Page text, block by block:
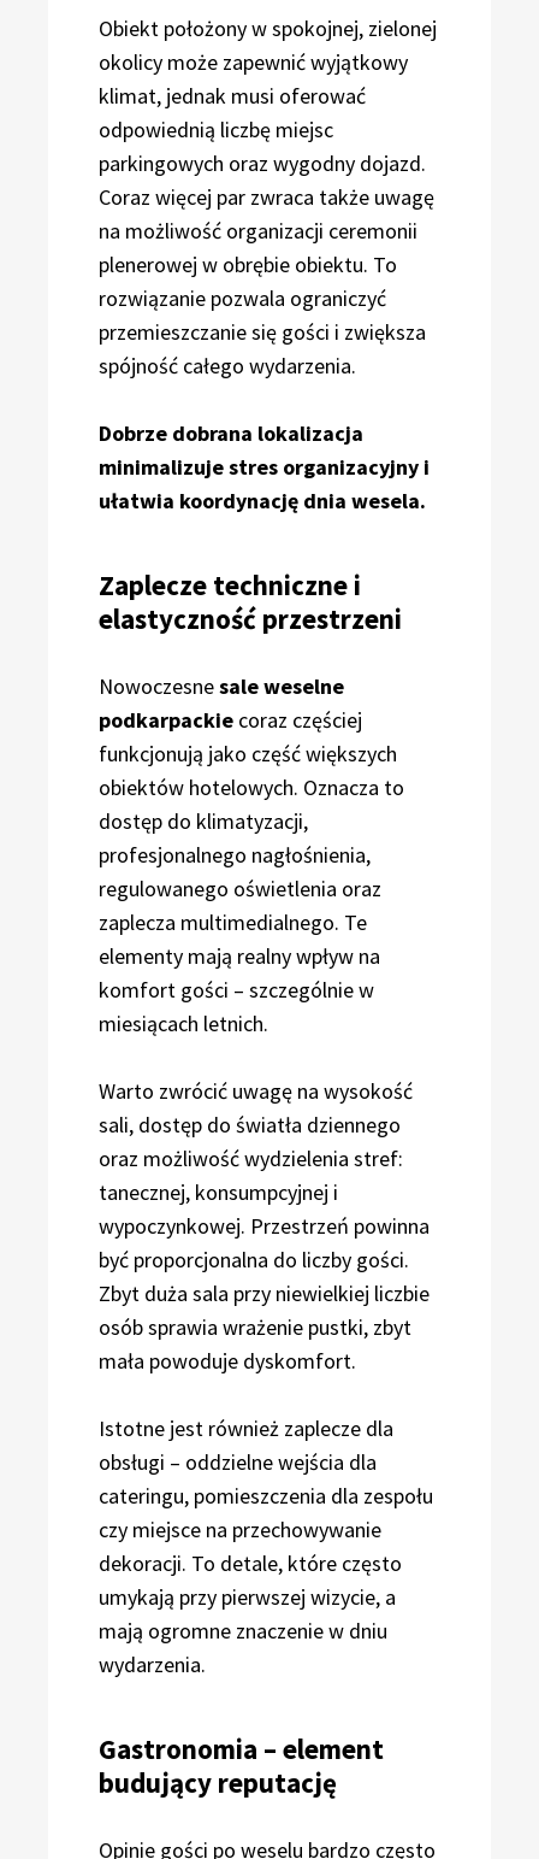
Obiekt położony w spokojnej, zielonej
okolicy może zapewnić wyjątkowy
klimat, jednak musi oferować
odpowiednią liczbę miejsc
parkingowych oraz wygodny dojazd.
Coraz więcej par zwraca także uwagę
na możliwość organizacji ceremonii
plenerowej w obrębie obiektu. To
rozwiązanie pozwala ograniczyć
przemieszczanie się gości i zwiększa
spójność całego wydarzenia.
Dobrze dobrana lokalizacja
minimalizuje stres organizacyjny i
ułatwia koordynację dnia wesela.
Zaplecze techniczne i
elastyczność przestrzeni
Nowoczesnesale weselne
podkarpackie coraz częściej
funkcjonują jako część większych
obiektów hotelowych. Oznacza to
dostęp do klimatyzacji,
profesjonalnego nagłośnienia,
regulowanego oświetlenia oraz
zaplecza multimedialnego. Te
elementy mają realny wpływ na
komfort gości – szczególnie w
miesiącach letnich.
Warto zwrócić uwagę na wysokość
sali, dostęp do światła dziennego
oraz możliwość wydzielenia stref:
tanecznej, konsumpcyjnej i
wypoczynkowej. Przestrzeń powinna
być proporcjonalna do liczby gości.
Zbyt duża sala przy niewielkiej liczbie
osób sprawia wrażenie pustki, zbyt
mała powoduje dyskomfort.
Istotne jest również zaplecze dla
obsługi – oddzielne wejścia dla
cateringu, pomieszczenia dla zespołu
czy miejsce na przechowywanie
dekoracji. To detale, które często
umykają przy pierwszej wizycie, a
mają ogromne znaczenie w dniu
wydarzenia.
Gastronomia – element
budujący reputację
Opinie gości po weselu bardzo często